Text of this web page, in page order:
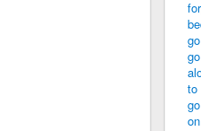
for
to